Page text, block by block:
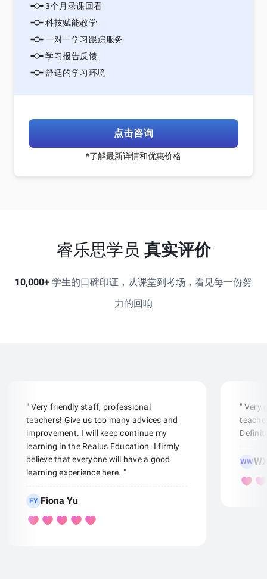
3个月录课回看
科技赋能教学
一对一学习跟踪服务
学习报告反馈
舒适的学习环境
点击咨询
*了解最新详情和优惠价格
睿乐思学员 真实评价
10,000+ 学生的口碑印证，从课堂到考场，看见每一份努
力的回响
" Very friendly staff, professional
teachers! Give us too many advices and
improvement. I will keep continue my
learning in the Realus Education. I firmly
believe that everyone will have a good
learning experience here. "
FY Fiona Yu
" Very
WW